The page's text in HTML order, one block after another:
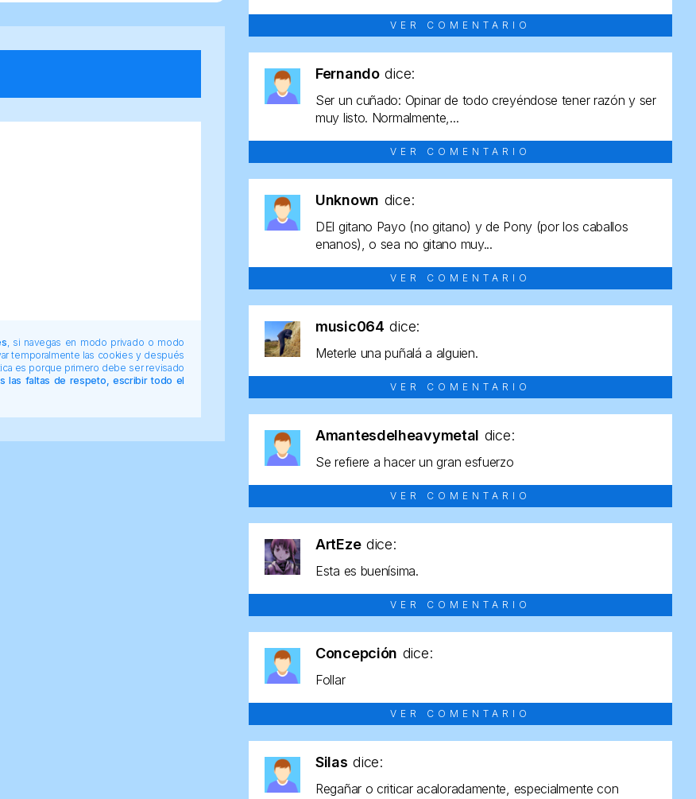
, si navegas en modo privado o modo
temporalmente las cookies y después
es porque primero debe ser revisado
las faltas de respeto, escribir todo el
VER COMENTARIO
Fernando dice:
Ser un cuñado: Opinar de todo creyéndose tener razón y ser
muy listo. Normalmente,...
VER COMENTARIO
Unknown dice:
DEl gitano Payo (no gitano) y de Pony (por los caballos
enanos), o sea no gitano muy...
VER COMENTARIO
music064 dice:
Meterle una puñalá a alguien.
VER COMENTARIO
Amantesdelheavymetal dice:
Se refiere a hacer un gran esfuerzo
VER COMENTARIO
ArtEze dice:
Esta es buenísima.
VER COMENTARIO
Concepción dice:
Follar
VER COMENTARIO
Silas dice:
Regañar o criticar acaloradamente, especialmente con